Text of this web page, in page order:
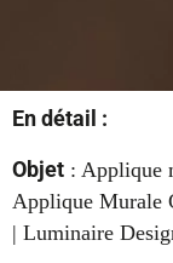
En détail :
Objet : Applique
Applique Murale
| Luminaire